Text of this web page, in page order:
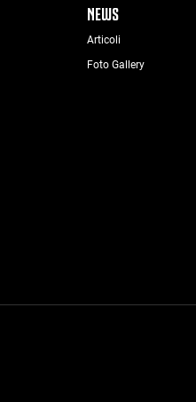
NEWS
Articoli
Foto Gallery